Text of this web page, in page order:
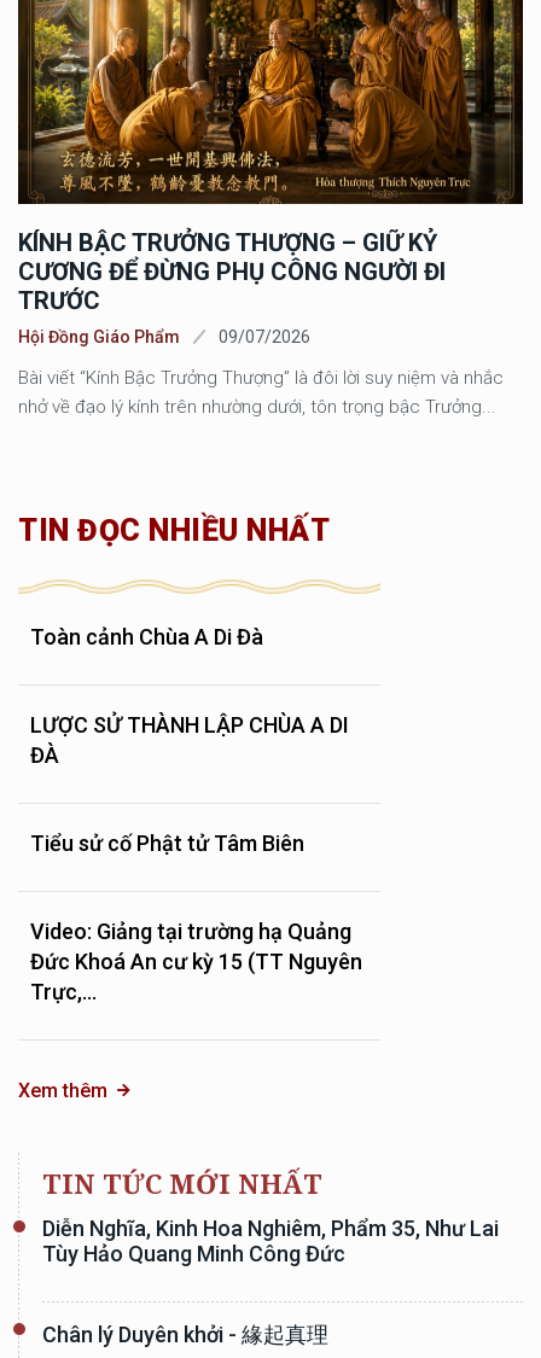
KÍNH BẬC TRƯỞNG THƯỢNG – GIỮ KỶ
CƯƠNG ĐỂ ĐỪNG PHỤ CÔNG NGƯỜI ĐI
TRƯỚC
Hội Đồng Giáo Phẩm 09/07/2026
Bài viết “Kính Bậc Trưởng Thượng” là đôi lời suy niệm và nhắc
nhở về đạo lý kính trên nhường dưới, tôn trọng bậc Trưởng...
TIN ĐỌC NHIỀU NHẤT
Toàn cảnh Chùa A Di Đà
LƯỢC SỬ THÀNH LẬP CHÙA A DI
ĐÀ
Tiểu sử cố Phật tử Tâm Biên
Video: Giảng tại trường hạ Quảng
Đức Khoá An cư kỳ 15 (TT Nguyên
Trực,...
Xem thêm
TIN TỨC MỚI NHẤT
Diễn Nghĩa, Kinh Hoa Nghiêm, Phẩm 35, Như Lai
Tùy Hảo Quang Minh Công Đức
Chân lý Duyên khởi - 緣起真理